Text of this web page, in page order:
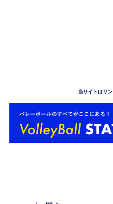
当サイトはリ